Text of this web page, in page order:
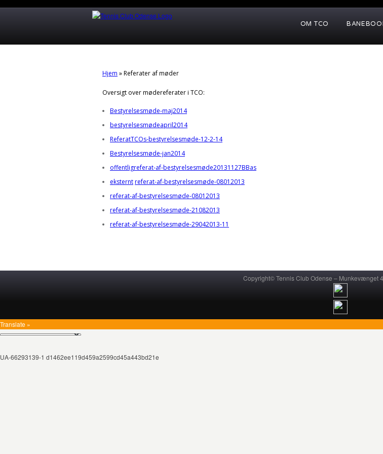
OM TCO
Hjem »Referater af møder
Oversigt over mødereferater i TCO:
Bestyrelsesmøde-maj2014
bestyrelsesmødeapril2014
ReferatTCOs-bestyrelsesmøde-12-2-14
Bestyrelsesmøde-jan2014
offentligreferat-af-bestyrelsesmøde20131127BBas
eksterntreferat-af-bestyrelsesmøde-08012013
referat-af-bestyrelsesmøde-08012013
referat-af-bestyrelsesmøde-21082013
referat-af-bestyrelsesmøde-29042013-11
Copyright© Tennis Club Odense – Munkevænget
Translate »
UA-66293139-1 d1462ee119d459a2599cd45a443bd21e